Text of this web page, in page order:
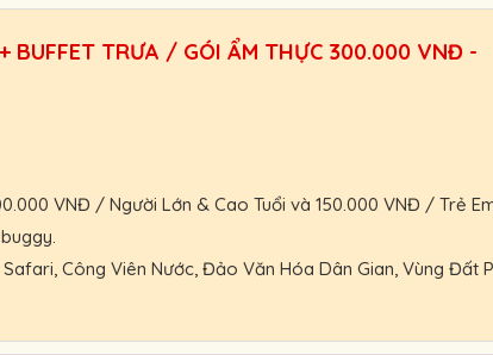
nhận và thanh toán Booking vé tại VinWonders.
khách đoàn, HDV, nhà xe.
nhanh nhất.
nhận giá vé tốt nhất.
BUFFET TRƯA / GÓI ẨM THỰC 300.000 VNĐ -
VNĐ / Người Lớn & Cao Tuổi và 150.000 VNĐ / Trẻ
Công Viên Nước, Đảo Văn Hóa Dân Gian, Vùng Đất